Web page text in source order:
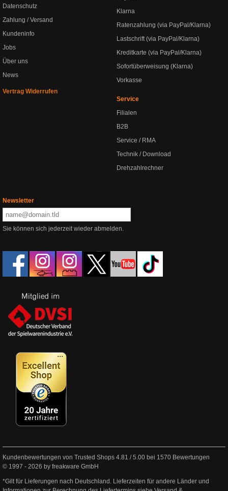
Datenschutz
Zahlung / Versand
Kundeninfo
Jobs
Über uns
News
Vertrag Widerrufen
Klarna
Ratenzahlung (via PayPal/Klarna)
Lastschrift (via PayPal/Klarna)
Kreditkarte (via PayPal/Klarna)
Sofortüberweisung (Klarna)
Vorkasse
Service
Filialen
B2B
Service / RMA
Technik / Download
Drehzahlrechner
Newsletter
Sie können sich jederzeit wieder abmelden.
Kundenbewertungen von Trusted Shops 4.81 /5.00 bei 1570 Bewertungen
© 1997 - 2026 by freakware GmbH
*Gilt für Lieferungen nach Deutschland. Lieferzeiten für andere Länder und